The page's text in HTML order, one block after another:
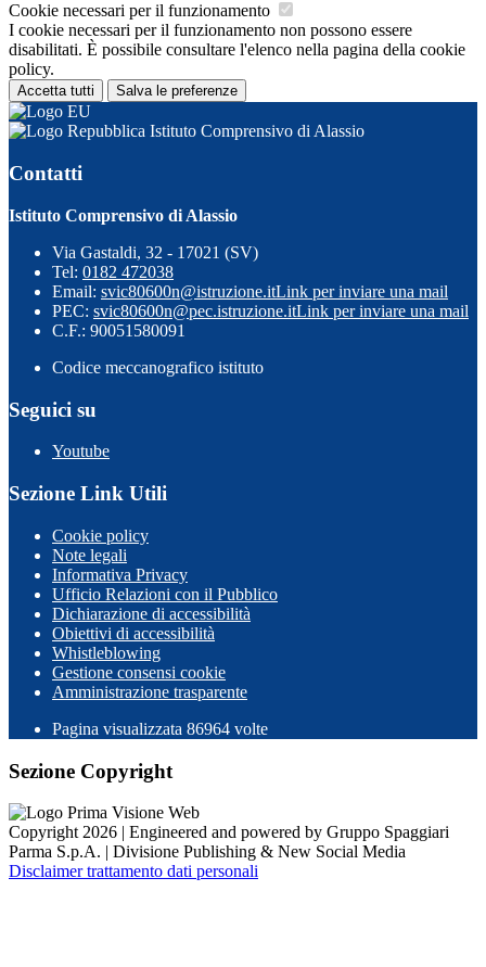
Cookie necessari per il funzionamento
I cookie necessari per il funzionamento non possono essere
disabilitati. È possibile consultare l'elenco nella pagina della cookie
policy.
Accetta tutti Salva le preferenze
Istituto Comprensivo di Alassio
Contatti
Istituto Comprensivo di Alassio
Via Gastaldi, 32 - 17021 (SV)
Tel: 0182 472038
Email: svic80600n@istruzione.itLink per inviare una mail
PEC: svic80600n@pec.istruzione.itLink per inviare una mail
C.F.: 90051580091
Codice meccanografico istituto
Seguici su
Youtube
Sezione Link Utili
Cookie policy
Note legali
Informativa Privacy
Ufficio Relazioni con il Pubblico
Dichiarazione di accessibilità
Obiettivi di accessibilità
Whistleblowing
Gestione consensi cookie
Amministrazione trasparente
Pagina visualizzata 86964 volte
Sezione Copyright
Copyright 2026 | Engineered and powered by Gruppo Spaggiari
Parma S.p.A. | Divisione Publishing & New Social Media
Disclaimer trattamento dati personali